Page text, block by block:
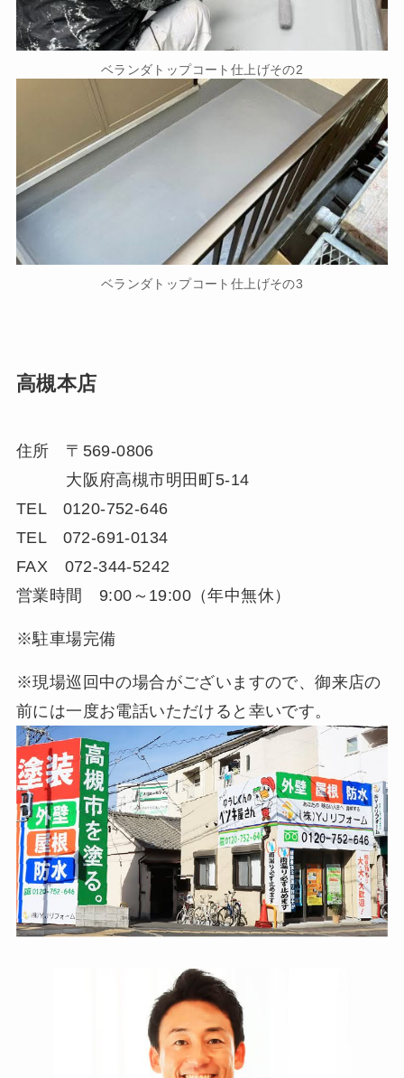
ベランダトップコート仕上げその2
ベランダトップコート仕上げその3
高槻本店
住所 〒569-0806
大阪府高槻市明田町5-14
TEL 0120-752-646
TEL 072-691-0134
FAX 072-344-5242
営業時間 9:00～19:00（年中無休）
※駐車場完備
※現場巡回中の場合がございますので、御来店の
前には一度お電話いただけると幸いです。